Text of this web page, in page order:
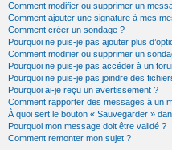
Comment modifier ou supprimer un
Comment ajouter une signature à mes
Comment créer un sondage ?
Pourquoi ne puis-je pas ajouter plus
Comment modifier ou supprimer un
Pourquoi ne puis-je pas accéder à un
Pourquoi ne puis-je pas joindre des
Pourquoi ai-je reçu un avertissement ?
Comment rapporter des messages à un
À quoi sert le bouton « Sauvegarder »
Pourquoi mon message doit être validé ?
Comment remonter mon sujet ?